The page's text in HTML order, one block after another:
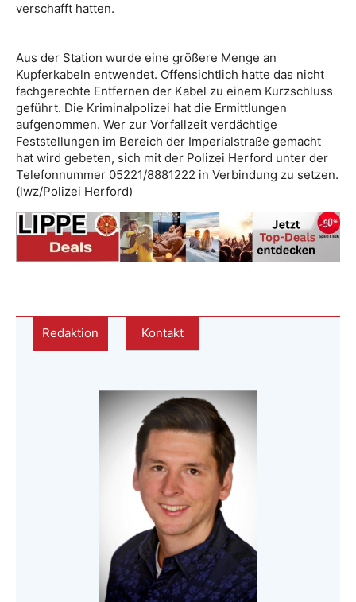
verschafft hatten.
Aus der Station wurde eine größere Menge an
Kupferkabeln entwendet. Offensichtlich hatte das nicht
fachgerechte Entfernen der Kabel zu einem Kurzschluss
geführt. Die Kriminalpolizei hat die Ermittlungen
aufgenommen. Wer zur Vorfallzeit verdächtige
Feststellungen im Bereich der Imperialstraße gemacht
hat wird gebeten, sich mit der Polizei Herford unter der
Telefonnummer 05221/8881222 in Verbindung zu setzen.
(lwz/Polizei Herford)
Redaktion Kontakt